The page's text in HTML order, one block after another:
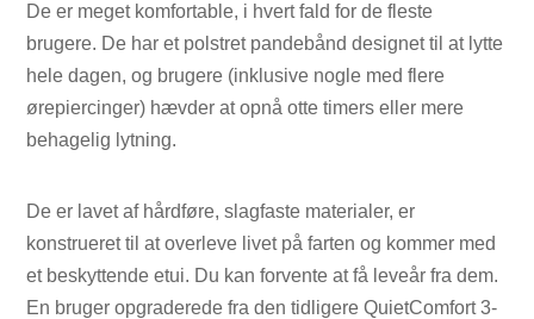
De er meget komfortable, i hvert fald for de fleste
brugere. De har et polstret pandebånd designet til at lytte
hele dagen, og brugere (inklusive nogle med flere
ørepiercinger) hævder at opnå otte timers eller mere
behagelig lytning.
De er lavet af hårdføre, slagfaste materialer, er
konstrueret til at overleve livet på farten og kommer med
et beskyttende etui. Du kan forvente at få leveår fra dem.
En bruger opgraderede fra den tidligere QuietComfort 3-